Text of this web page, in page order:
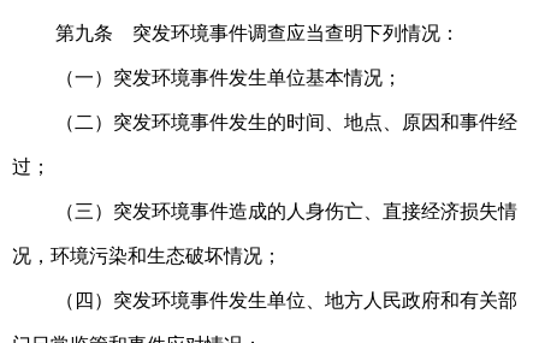
第九条 突发环境事件调查应当查明下列情况：
（一）突发环境事件发生单位基本情况；
（二）突发环境事件发生的时间、地点、原因和事件经
过；
（三）突发环境事件造成的人身伤亡、直接经济损失情
况，环境污染和生态破坏情况；
（四）突发环境事件发生单位、地方人民政府和有关部